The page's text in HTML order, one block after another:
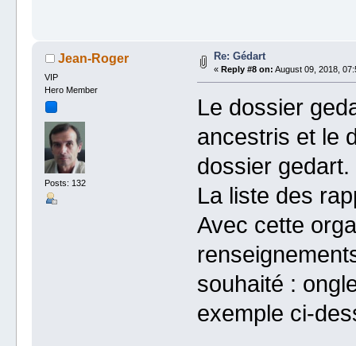
Jean-Roger
VIP
Hero Member
Posts: 132
Re: Gédart
« Reply #8 on: August 09, 2018,
Le dossier
ancestris et le
dossier gedart.
La liste des
Avec cette
souhaité :
exemple ci-